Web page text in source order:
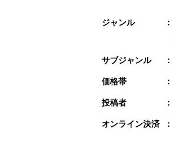
ジャンル ：
サブジャンル ：
価格帯 ：
投稿者 ：
オンライン決済 ：